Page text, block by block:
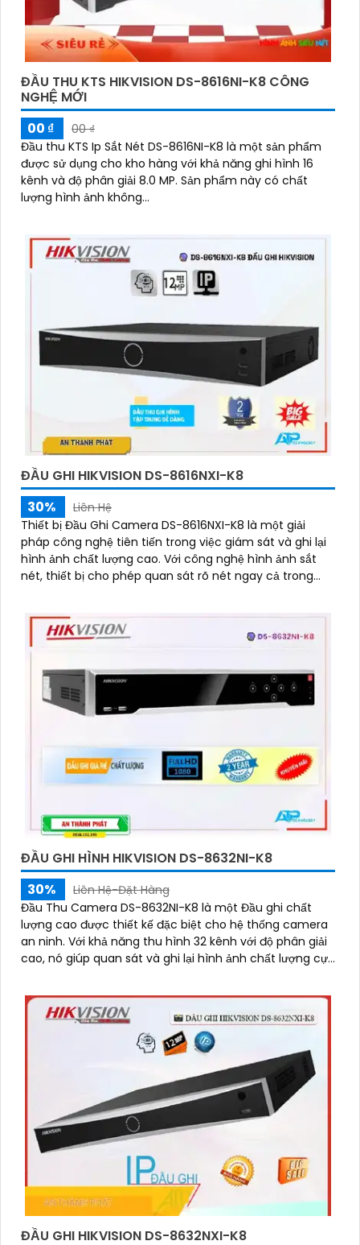
ĐẦU THU KTS HIKVISION DS-8616NI-K8 CÔNG
NGHỆ MỚI
00 ₫
00 ₫
Đầu thu KTS Ip Sắt Nét DS-8616NI-K8 là một sản phẩm
được sử dụng cho kho hàng với khả năng ghi hình 16
kênh và độ phân giải 8.0 MP. Sản phẩm này có chất
lượng hình ảnh không...
ĐẦU GHI HIKVISION DS-8616NXI-K8
30%
Liên Hệ
Thiết bị Đầu Ghi Camera DS-8616NXI-K8 là một giải
pháp công nghệ tiên tiến trong việc giám sát và ghi lại
hình ảnh chất lượng cao. Với công nghệ hình ảnh sắt
nét, thiết bị cho phép quan sát rõ nét ngay cả trong
ĐẦU GHI HÌNH HIKVISION DS-8632NI-K8
30%
Liên Hệ-Đặt Hàng
Đầu Thu Camera DS-8632NI-K8 là một Đầu ghi chất
lượng cao được thiết kế đặc biệt cho hệ thống camera
an ninh. Với khả năng thu hình 32 kênh với độ phân giải
cao, nó giúp quan sát và ghi lại hình ảnh chất lượng cực
ĐẦU GHI HIKVISION DS-8632NXI-K8